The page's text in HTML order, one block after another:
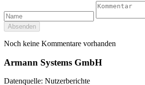
Absenden
Noch keine Kommentare vorhanden
Armann Systems GmbH
Datenquelle: Nutzerberichte